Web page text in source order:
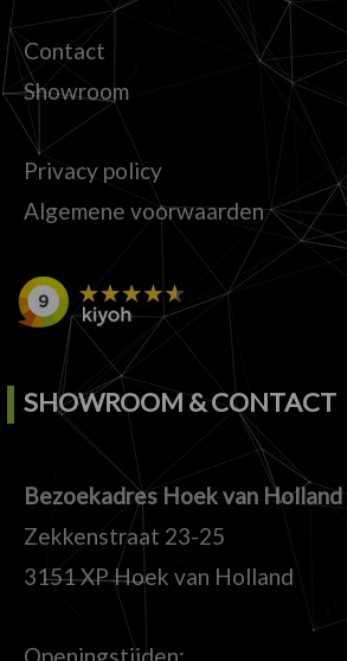
Contact
Showroom
Privacy policy
Algemene voorwaarden
SHOWROOM & CONTACT
Bezoekadres Hoek van Holland
Zekkenstraat 23-25
3151 XP Hoek van Holland